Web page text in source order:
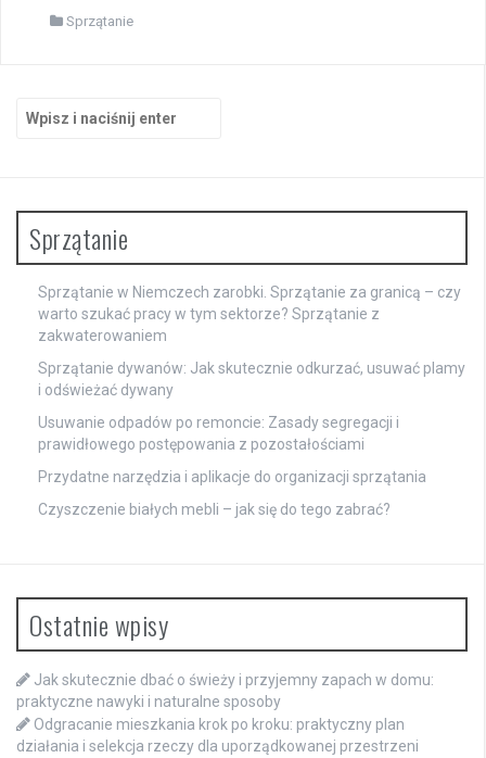
Sprzątanie
Sprzątanie
Sprzątanie w Niemczech zarobki. Sprzątanie za granicą – czy
warto szukać pracy w tym sektorze? Sprzątanie z
zakwaterowaniem
Sprzątanie dywanów: Jak skutecznie odkurzać, usuwać plamy
i odświeżać dywany
Usuwanie odpadów po remoncie: Zasady segregacji i
prawidłowego postępowania z pozostałościami
Przydatne narzędzia i aplikacje do organizacji sprzątania
Czyszczenie białych mebli – jak się do tego zabrać?
Ostatnie wpisy
Jak skutecznie dbać o świeży i przyjemny zapach w domu:
praktyczne nawyki i naturalne sposoby
Odgracanie mieszkania krok po kroku: praktyczny plan
działania i selekcja rzeczy dla uporządkowanej przestrzeni